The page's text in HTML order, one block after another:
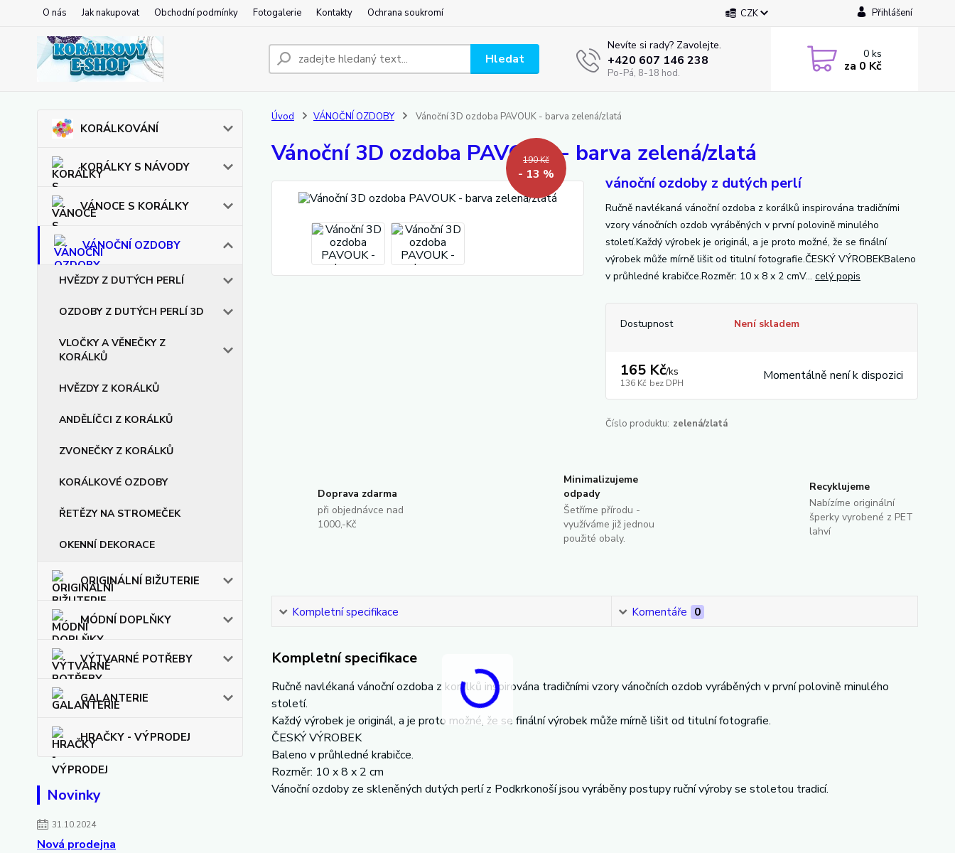
O nás Jak nakupovat Obchodní podmínky Fotogalerie Kontakty Ochrana soukromí CZK Přihlášení
Hledat
Nevíte si rady? Zavolejte.
+420 607 146 238
Po-Pá, 8-18 hod.
0ks
za 0 Kč
KORÁLKOVÁNÍ
KORÁLKY S NÁVODY
VÁNOCE S KORÁLKY
VÁNOČNÍ OZDOBY
HVĚZDY Z DUTÝCH PERLÍ
OZDOBY Z DUTÝCH PERLÍ 3D
VLOČKY A VĚNEČKY Z
KORÁLKŮ
HVĚZDY Z KORÁLKŮ
ANDĚLÍČCI Z KORÁLKŮ
ZVONEČKY Z KORÁLKŮ
KORÁLKOVÉ OZDOBY
ŘETĚZY NA STROMEČEK
OKENNÍ DEKORACE
ORIGINÁLNÍ BIŽUTERIE
MÓDNÍ DOPLŇKY
VÝTVARNÉ POTŘEBY
GALANTERIE
HRAČKY - VÝPRODEJ
Novinky
31.10.2024
Nová prodejna
Úvod VÁNOČNÍ OZDOBY Vánoční 3D ozdoba PAVOUK - barva zelená/zlatá
Vánoční 3D ozdoba PAVOUK - barva zelená/zlatá
190 Kč
- 13 % vánoční ozdoby z dutých perlí
Ručně navlékaná vánoční ozdoba z korálků inspirována tradičními
vzory vánočních ozdob vyráběných v první polovině minulého
století.Každý výrobek je originál, a je proto možné, že se finální
výrobek může mírně lišit od titulní fotografie.ČESKÝ VÝROBEKBaleno
v průhledné krabičce.Rozměr: 10 x 8 x 2 cmV... celý popis
Dostupnost Není skladem
165 Kč/ks
136 Kč bez DPH Momentálně není k dispozici
Číslo produktu: zelená/zlatá
Doprava zdarma
při objednávce nad
1000,-Kč
Minimalizujeme
odpady
Šetříme přírodu -
využíváme již jednou
použité obaly.
Recyklujeme
Nabízíme originální
šperky vyrobené z PET
lahví
Kompletní specifikace Komentáře 0
Kompletní specifikace
Ručně navlékaná vánoční ozdoba z korálků inspirována tradičními vzory vánočních ozdob vyráběných v první polovině minulého
století.
Každý výrobek je originál, a je proto možné, že se finální výrobek může mírně lišit od titulní fotografie.
ČESKÝ VÝROBEK
Baleno v průhledné krabičce.
Rozměr: 10 x 8 x 2 cm
Vánoční ozdoby ze skleněných dutých perlí z Podkrkonoší jsou vyráběny postupy ruční výroby se stoletou tradicí.